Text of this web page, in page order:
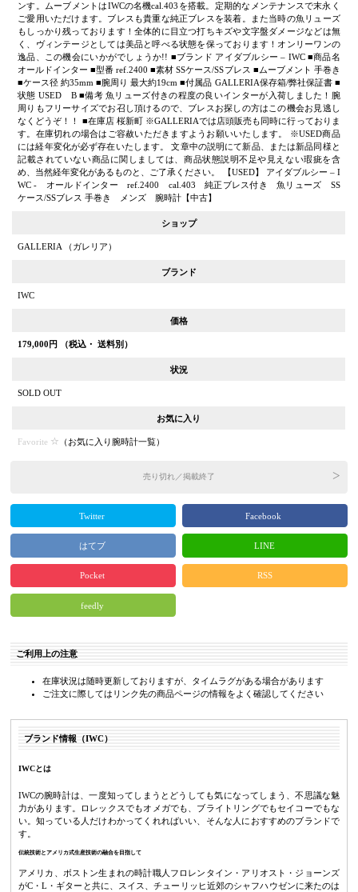
ンす。ムーブメントはIWCの名機cal.403を搭載。定期的なメンテナンスで末永く
ご愛用いただけます。ブレスも貴重な純正ブレスを装着。また当時の魚リューズ
もしっかり残っております！全体的に目立つ打ちキズや文字盤ダメージなどは無
く、ヴィンテージとしては美品と呼べる状態を保っております！オンリーワンの
逸品、この機会にいかがでしょうか!! ■ブランド アイダブルシー – IWC ■商品名
オールドインター ■型番 ref.2400 ■素材 SSケース/SSブレス ■ムーブメント 手巻き
■ケース径 約35mm ■腕周り 最大約19cm ■付属品 GALLERIA保存箱/弊社保証書 ■
状態 USED B ■備考 魚リューズ付きの程度の良いインターが入荷しました！腕
周りもフリーサイズでお召し頂けるので、ブレスお探しの方はこの機会お見逃し
なくどうぞ！！ ■在庫店 桜新町 ※GALLERIAでは店頭販売も同時に行っておりま
す。在庫切れの場合はご容赦いただきますようお願いいたします。 ※USED商品
には経年変化が必ず存在いたします。 文章中の説明にて新品、または新品同様と
記載されていない商品に関しましては、商品状態説明不足や見えない瑕疵を含
め、当然経年変化があるものと、ご了承ください。 【USED】 アイダブルシー – I
WC - オールドインター ref.2400 cal.403 純正ブレス付き 魚リューズ SS
ケース/SSブレス 手巻き メンズ 腕時計【中古】
ショップ
GALLERIA （ガレリア）
ブランド
IWC
価格
179,000 円 （税込・ 送料別）
状況
SOLD OUT
お気に入り
Favorite （お気に入り腕時計一覧）
売り切れ／掲載終了
Twitter Facebook
はてブ LINE
Pocket RSS
feedly
ご利用上の注意
在庫状況は随時更新しておりますが、タイムラグがある場合があります
ご注文に際してはリンク先の商品ページの情報をよく確認してください
ブランド情報（IWC）
IWCとは
IWCの腕時計は、一度知ってしまうとどうしても気になってしまう、不思議な魅
力があります。ロレックスでもオメガでも、ブライトリングでもセイコーでもな
い。知っている人だけわかってくれればいい、そんな人におすすめのブランドで
す。
伝統技術とアメリカ式生産技術の融合を目指して
アメリカ、ボストン生まれの時計職人フロレンタイン・アリオスト・ジョーンズ
がC・L・ギターと共に、スイス、チューリッヒ近郊のシャフハウゼンに来たのは